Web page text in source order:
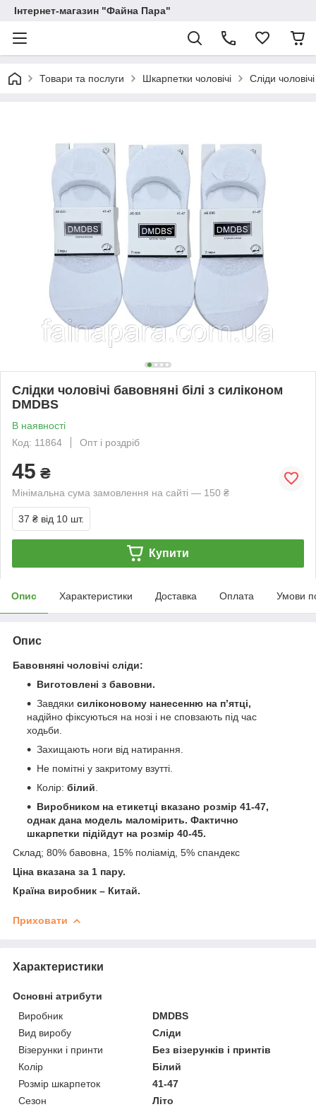
Інтернет-магазин "Файна Пара"
Товари та послуги Шкарпетки чоловічі Сліди чоловічі
Слідки чоловічі бавовняні білі з силіконом
DMDBS
В наявності
Код: 11864
Опт і роздріб
45 ₴
Мінімальна сума замовлення на сайті — 150 ₴
37 ₴ від 10 шт.
Купити
Опис Характеристики Доставка Оплата Умови
Опис
Бавовняні чоловічі сліди:
Виготовлені з бавовни.
Завдяки силіконовому нанесенню на пʼятці,
надійно фіксуються на нозі і не сповзають під час
ходьби.
Захищають ноги від натирання.
Не помітні у закритому взутті.
Колір: білий
Виробником на етикетці вказано розмір 41-47,
однак дана модель маломірить. Фактично
шкарпетки підійдут на розмір 40-45.
Склад; 80% бавовна, 15% поліамід, 5% спандекс
Ціна вказана за 1 пару.
Країна виробник – Китай.
Приховати
Характеристики
Основні атрибути
Виробник
DMDBS
Вид виробу
Сліди
Візерунки і принти
Без візерунків і принтів
Колір
Білий
Розмір шкарпеток
41-47
Сезон
Літо